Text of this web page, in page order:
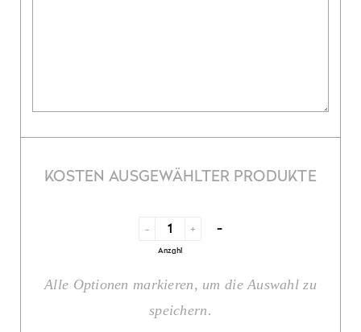
KOSTEN AUSGEWÄHLTER PRODUKTE
-
Anzahl
+ -
Alle Optionen markieren, um die Auswahl zu
speichern.